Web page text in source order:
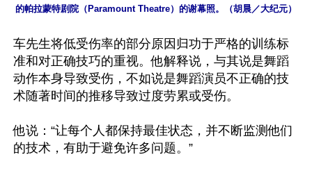
的帕拉蒙特剧院（Paramount Theatre）的谢幕照。（胡晨／大纪元）
车先生将低受伤率的部分原因归功于严格的训练标
准和对正确技巧的重视。他解释说，与其说是舞蹈
动作本身导致受伤，不如说是舞蹈演员不正确的技
术随著时间的推移导致过度劳累或受伤。
他说：“让每个人都保持最佳状态，并不断监测他们
的技术，有助于避免许多问题。”